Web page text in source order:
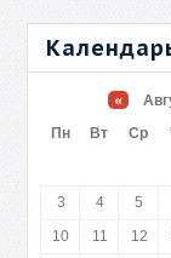
«
Пн
Вт Ср
3
4 5
10
11 12